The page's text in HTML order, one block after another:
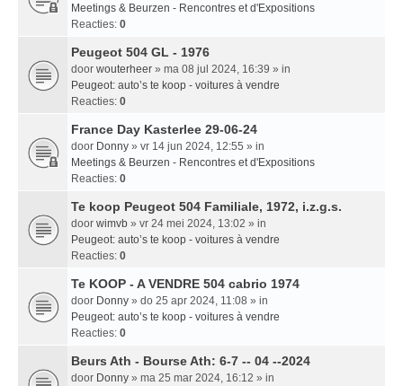
Meetings & Beurzen - Rencontres et d'Expositions
Reacties: 0
Peugeot 504 GL - 1976
door wouterheer » ma 08 jul 2024, 16:39 » in
Peugeot: auto’s te koop - voitures à vendre
Reacties: 0
France Day Kasterlee 29-06-24
door Donny » vr 14 jun 2024, 12:55 » in
Meetings & Beurzen - Rencontres et d'Expositions
Reacties: 0
Te koop Peugeot 504 Familiale, 1972, i.z.g.s.
door wimvb » vr 24 mei 2024, 13:02 » in
Peugeot: auto’s te koop - voitures à vendre
Reacties: 0
Te KOOP - A VENDRE 504 cabrio 1974
door Donny » do 25 apr 2024, 11:08 » in
Peugeot: auto’s te koop - voitures à vendre
Reacties: 0
Beurs Ath - Bourse Ath: 6-7 -- 04 --2024
door Donny » ma 25 mar 2024, 16:12 » in